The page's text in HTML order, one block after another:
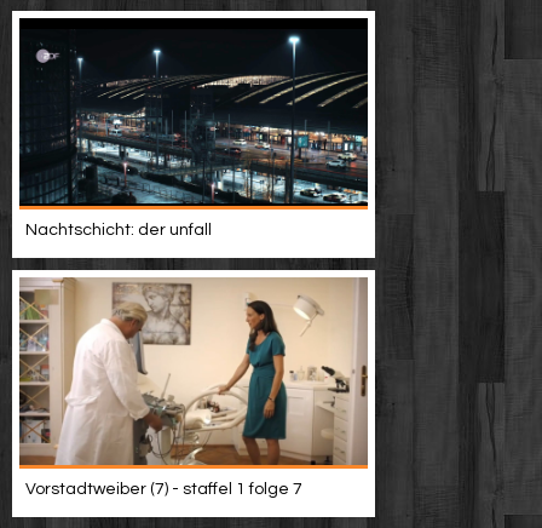
Nachtschicht: der unfall
Vorstadtweiber (7) - staffel 1 folge 7